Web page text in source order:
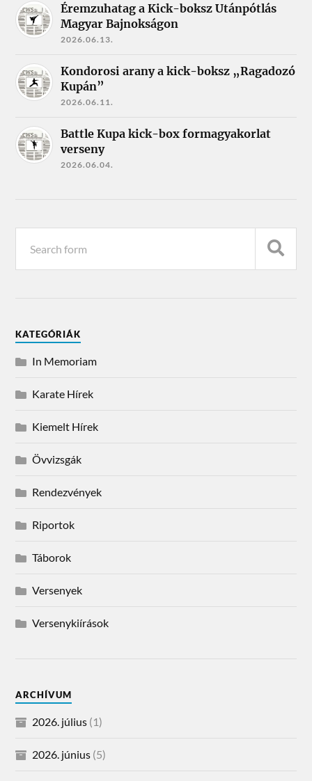
Éremzuhatag a Kick-boksz Utánpótlás
Magyar Bajnokságon
2026.06.13.
Kondorosi arany a kick-boksz „Ragadozó
Kupán”
2026.06.11.
Battle Kupa kick-box formagyakorlat
verseny
2026.06.04.
KATEGÓRIÁK
In Memoriam
Karate Hírek
Kiemelt Hírek
Övvizsgák
Rendezvények
Riportok
Táborok
Versenyek
Versenykiírások
ARCHÍVUM
2026. július (1)
2026. június (5)